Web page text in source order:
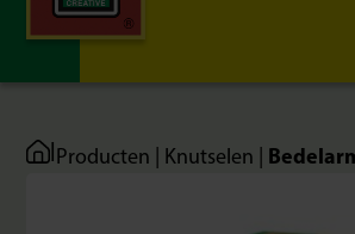
|Producten Knutselen